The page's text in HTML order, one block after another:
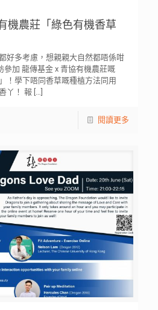
機農莊「綠色有機香草
好多考慮，想親親大自然都唔係咁
加 龍傳基金 x 青協有機農莊嘅
！學下唔同香草嘅種植方法同用
丫！ 報 […]
閱讀更多